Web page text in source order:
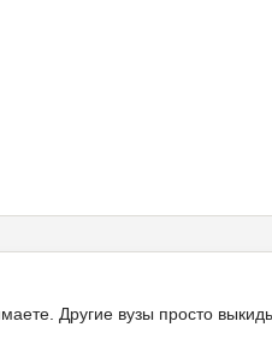
Другие вузы просто